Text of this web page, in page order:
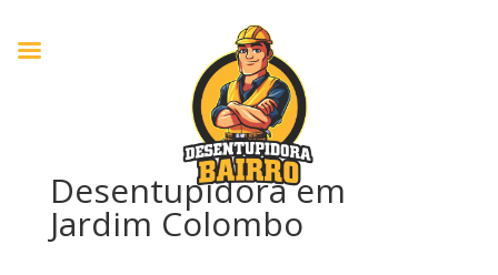
Desentupidora em
Jardim Colombo